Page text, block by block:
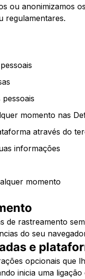
ou anonimizamos
regulamentares.
momento nas
através do
informações
momento
de rastreamento
do seu
e
opcionais que
inicia uma